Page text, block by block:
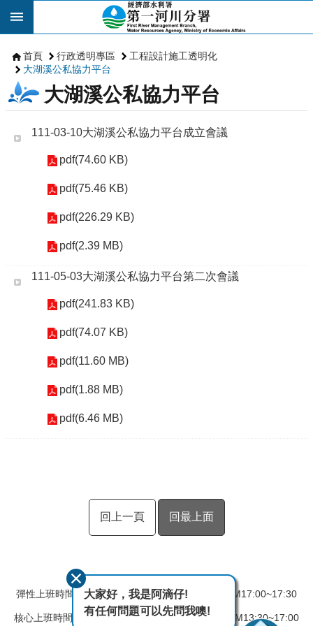
跳到主要內容區塊
首頁 行政透明專區
工程設計施工透明化
大湖溪公私協力平台
大湖溪公私協力平台
111-03-10大湖溪公私協力平台成立會議
pdf(74.60 KB)
pdf(75.46 KB)
pdf(226.29 KB)
pdf(2.39 MB)
111-05-03大湖溪公私協力平台第二次會議
pdf(241.83 KB)
pdf(74.07 KB)
pdf(11.60 MB)
pdf(1.88 MB)
pdf(6.46 MB)
回上一頁 回最上面
彈性上班時間：AM08:00~08:30 彈性下班時間：PM17:00~17:30
核心上班時間：星期一 ~ 星期五 AM08:30~12:30 PM13:30~17:00
大家好，我是阿滴仔!
有任何問題可以先問我噢!